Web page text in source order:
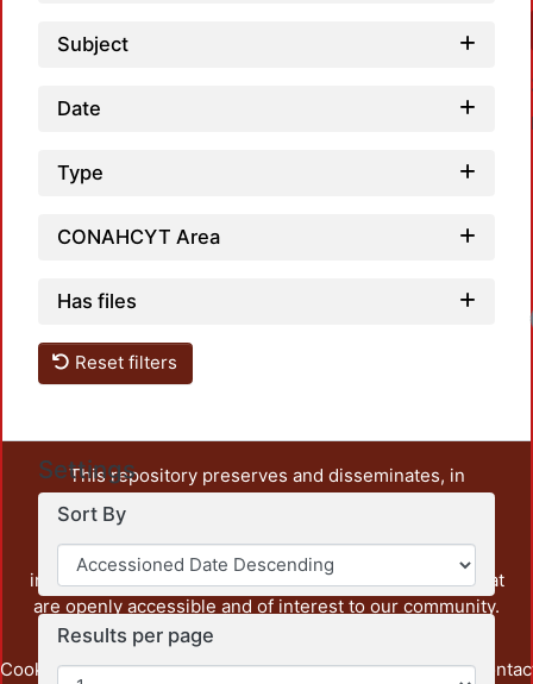
Subject
Date
Type
CONAHCYT Area
Has files
Reset filters
Settings
Sort By
Results per page
This repository preserves and disseminates, in
unrestricted open access, the teaching and research
output of UAM Azcapotzalco. It also includes some
administrative and graphic documents from the
institution, as well as content from other institutions that
are openly accessible and of interest to our community.
Cookie Privacy End User Send